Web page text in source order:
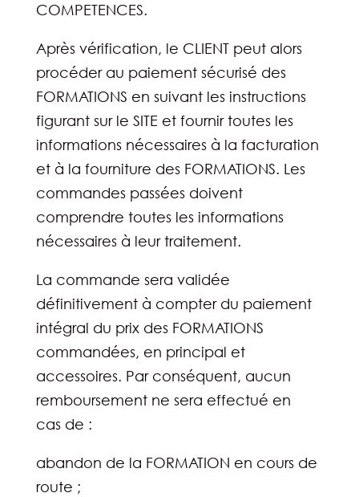
COMPETENCES.
Après vérification, le CLIENT peut alors
procéder au paiement sécurisé des
FORMATIONS en suivant les instructions
figurant sur le SITE et fournir toutes les
informations nécessaires à la facturation
et à la fourniture des FORMATIONS. Les
commandes passées doivent
comprendre toutes les informations
nécessaires à leur traitement.
La commande sera validée
définitivement à compter du paiement
intégral du prix des FORMATIONS
commandées, en principal et
accessoires. Par conséquent, aucun
remboursement ne sera effectué en
cas de :
abandon de la FORMATION en cours de
route ;